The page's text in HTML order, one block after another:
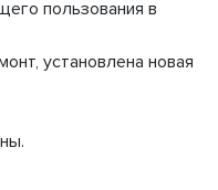
пользования в
установлена новая